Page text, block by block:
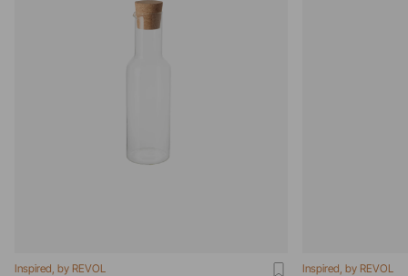
Inspired, by REVOL Inspired, by REVOL